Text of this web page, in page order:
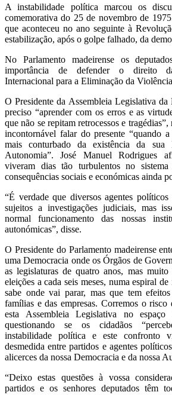
A instabilidade política marcou os
comemorativa do 25 de novembro de
que aconteceu no ano seguinte à
estabilização, após o golpe falhado, da
No Parlamento madeirense os
importância de defender o direito
Internacional para a Eliminação da
O Presidente da Assembleia Legislativa da
preciso “aprender com os erros e as
que não se repitam retrocessos e
incontornável falar do presente “quando
mais conturbado da existência da sua
Autonomia”. José Manuel Rodrigues
viveram dias tão turbulentos no
consequências sociais e económicas ainda
“É verdade que diversos agentes políticos
sujeitos a investigações judiciais, mas
normal funcionamento das nossas
autonómicas”, disse.
O Presidente do Parlamento madeirense
uma Democracia onde os Órgãos de
as legislaturas de quatro anos, mas
eleições a cada seis meses, numa espiral
sabe onde vai parar, mas que tem
famílias e das empresas. Corremos o risco
esta Assembleia Legislativa no
questionando se os cidadãos
instabilidade política e este confronto
desmedida entre partidos e agentes
alicerces da nossa Democracia e da nossa
“Deixo estas questões à vossa
partidos e os senhores deputados têm